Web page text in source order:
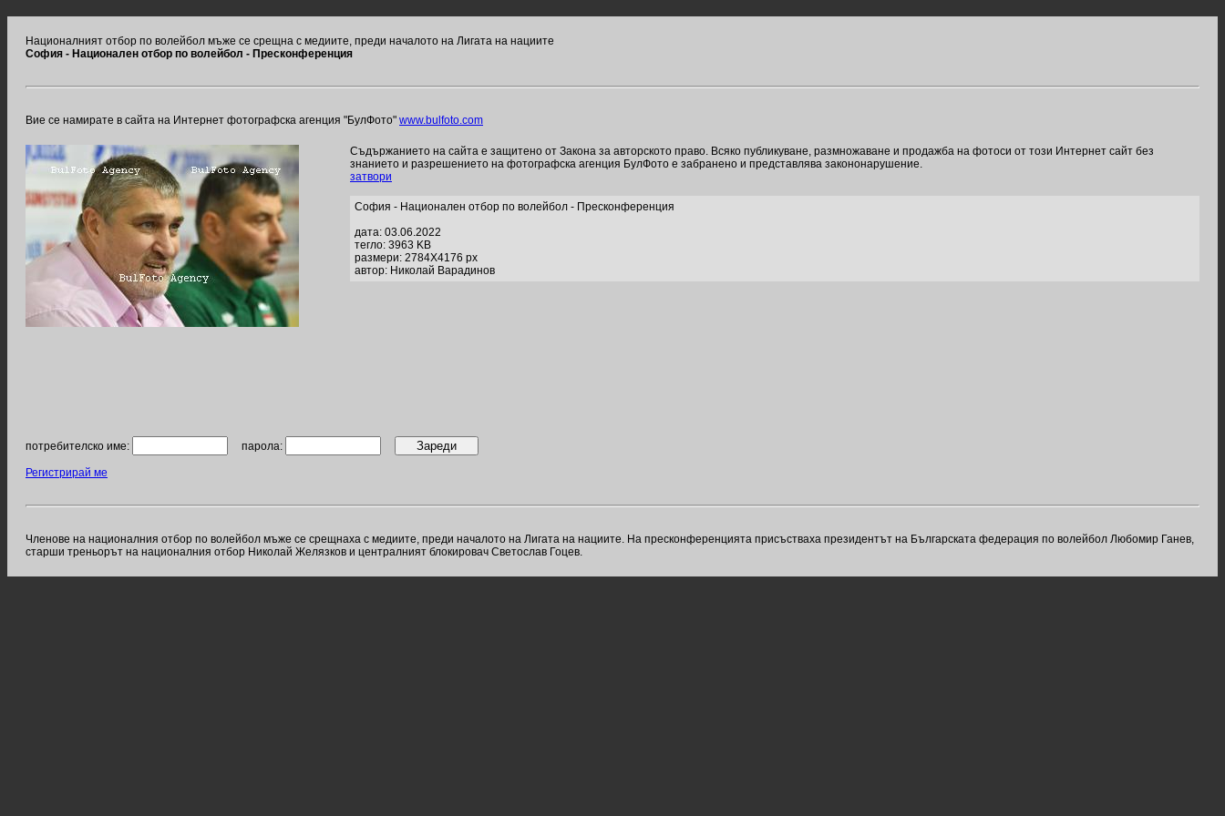
Националният отбор по волейбол мъже се срещна с медиите, преди началото на Лигата на нациите
София - Национален отбор по волейбол - Пресконференция
Вие се намирате в сайта на Интернет фотографска агенция "БулФото" www.bulfoto.com
Съдържанието на сайта е защитено от Закона за авторското право. Всяко публикуване, размножаване и продажба на фотоси от този Интернет сайт без
знанието и разрешението на фотографска агенция БулФото е забранено и представлява закононарушение.
затвори
София - Национален отбор по волейбол - Пресконференция
дата: 03.06.2022
тегло: 3963 KB
размери: 2784X4176 px
автор: Николай Варадинов
потребителско име: парола:
Регистрирай ме
Членове на националния отбор по волейбол мъже се срещнаха с медиите, преди началото на Лигата на нациите. На пресконференцията присъстваха президентът на Българската федерация по волейбол Любомир Ганев,
старши треньорът на националния отбор Николай Желязков и централният блокировач Светослав Гоцев.